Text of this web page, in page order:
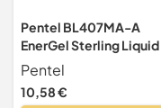
Pentel BL407MA-A
EnerGel Sterling
Tintenroller, Gehäuse
Anthrazit, Strichstärke
mm,
Pentel
10,58 €